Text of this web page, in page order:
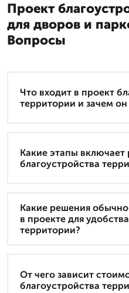
Проект
для дворов и
Вопросы
Что входит в проект
территории и зачем
Какие этапы включает
благоустройства
Какие решения
в проекте для
территории?
От чего зависит
благоустройства